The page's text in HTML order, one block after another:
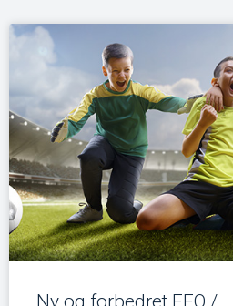
Ny og forbedret FFO /